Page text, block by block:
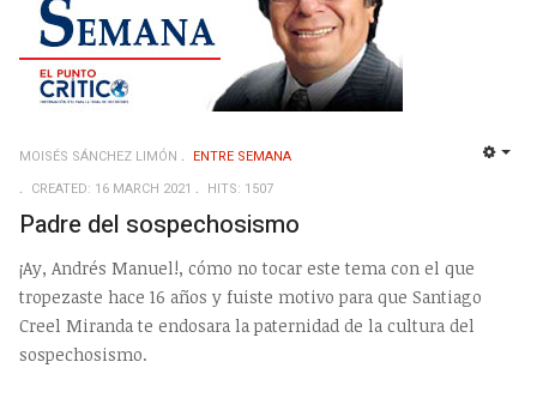
MOISÉS SÁNCHEZ LIMÓN
ENTRE SEMANA
CREATED: 16 MARCH 2021
HITS: 1507
Padre del sospechosismo
¡Ay, Andrés Manuel!, cómo no tocar este tema con el que
tropezaste hace 16 años y fuiste motivo para que Santiago
Creel Miranda te endosara la paternidad de la cultura del
sospechosismo.